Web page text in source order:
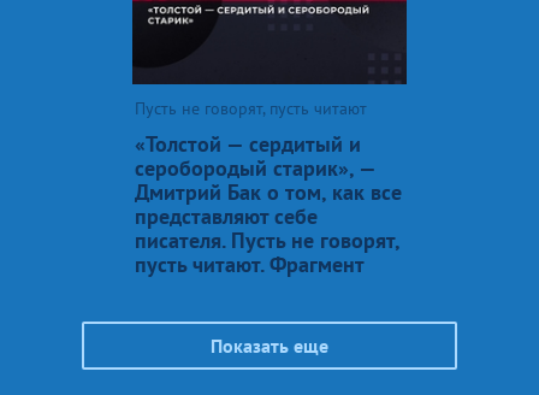
Пусть не говорят, пусть читают
«Толстой — сердитый и
серобородый старик», —
Дмитрий Бак о том, как все
представляют себе
писателя. Пусть не говорят,
пусть читают. Фрагмент
Показать еще